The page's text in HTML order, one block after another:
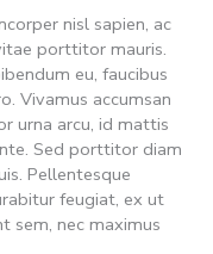
nisl sapien, ac
porttitor mauris.
eu, faucibus
Vivamus accumsan
urna arcu, id mattis
Sed porttitor diam
Pellentesque
feugiat, ex ut
sem, nec maximus